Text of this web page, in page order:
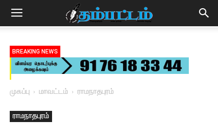
BREAKING NEWS
முகப்பு மாவட்டம் ராமநாதபுரம்
ராமநாதபுரம்